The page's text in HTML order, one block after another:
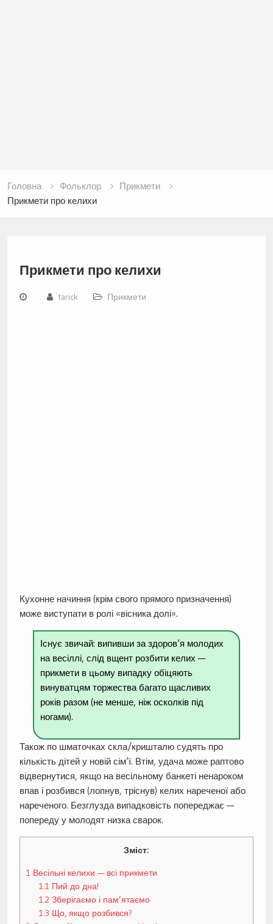
Головна Фольклор
Прикмети
Прикмети про келихи
Прикмети про келихи
tarick Прикмети
Кухонне начиння (крім свого прямого призначення)
може виступати в ролі «вісника долі».
Існує звичай: випивши за здоров’я молодих
на весіллі, слід вщент розбити келих —
прикмети в цьому випадку обіцяють
винуватцям торжества багато щасливих
років разом (не менше, ніж осколків під
ногами).
Також по шматочках скла/кришталю судять про
кількість дітей у новій сім’ї. Втім, удача може раптово
відвернутися, якщо на весільному банкеті ненароком
впав і розбився (лопнув, тріснув) келих нареченої або
нареченого. Безглузда випадковість попереджає —
попереду у молодят низка сварок.
Зміст:
1 Весільні келихи — всі прикмети
1.1 Пий до дна!
1.2 Зберігаємо і пам’ятаємо
1.3 Що, якщо розбився?